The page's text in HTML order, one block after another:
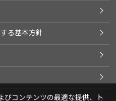
る基本方針
びコンテンツの最適な提供、ト